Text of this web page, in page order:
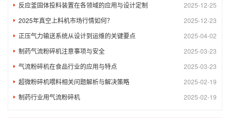
2025-12-25
反应釜固体投料装置在各领域的应用与设计定制
2025-12-23
2025年真空上料机市场行情如何？
2025-04-02
正压气力输送系统从设计到运维的关键要点
2025-03-23
制药气流粉碎机注意事项与安全​
2025-03-23
气流粉碎机在食品行业的应用与特点
2025-02-19
超微粉碎机喂料相关问题解析与解决策略
2025-02-19
制药行业用气流粉碎机